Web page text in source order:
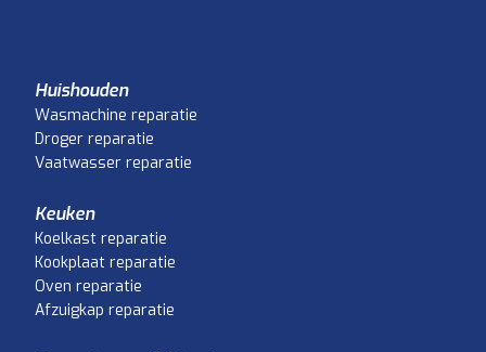
Huishouden
Wasmachine reparatie
Droger reparatie
Vaatwasser reparatie
Keuken
Koelkast reparatie
Kookplaat reparatie
Oven reparatie
Afzuigkap reparatie